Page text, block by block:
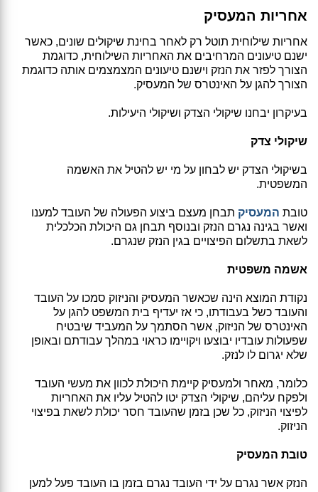
אחריות המעסיק
אחריות שילוחית תוטל רק לאחר בחינת שיקולים שונים, כאשר
ישנם טיעונים המרחיבים את האחריות השילוחית, כדוגמת
הצורך לפזר את הנזק וישנם טיעונים המצמצמים אותה כדוגמת
הצורך להגן על האינטרס של המעסיק.
בעיקרון יבחנו שיקולי הצדק ושיקולי היעילות.
שיקולי צדק
בשיקולי הצדק יש לבחון על מי יש להטיל את האשמה
המשפטית.
טובת המעסיק תבחן מעצם ביצוע הפעולה של העובד למענו
ואשר בגינה נגרם הנזק ובנוסף תבחן גם היכולת הכלכלית
לשאת בתשלום הפיצויים בגין הנזק שנגרם.
אשמה משפטית
נקודת המוצא הינה שכאשר המעסיק והניזוק סמכו על העובד
והעובד כשל בעבודתו, כי אז יעדיף בית המשפט להגן על
האינטרס של הניזוק, אשר הסתמך על המעביד שיבטיח
שפעולות עובדיו יבוצעו ויקויימו כראוי במהלך עבודתם ובאופן
שלא יגרום לו לנזק.
כלומר, מאחר ולמעסיק קיימת היכולת לכוון את מעשי העובד
ולפקח עליהם, שיקולי הצדק יטו להטיל עליו את האחריות
לפיצוי הניזוק, כל שכן בזמן שהעובד חסר יכולת לשאת בפיצוי
הניזוק.
טובת המעסיק
הנזק אשר נגרם על ידי העובד נגרם בזמן בו העובד פעל למען